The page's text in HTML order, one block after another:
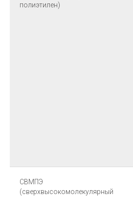
полиэтилен)
СВМПЭ
(сверхвысокомолекулярный